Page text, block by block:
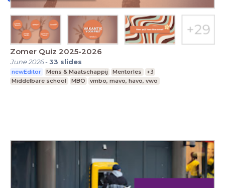
Zomer Quiz 2025-2026
June 2026-33 slides
newEditor Mens & Maatschappij Mentorles
+3
Middelbare school
MBO vmbo, mavo, havo, vwo